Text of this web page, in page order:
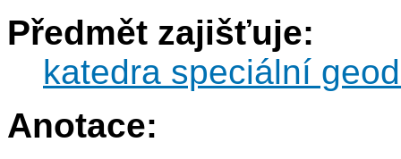
Předmět zajišťuje:
katedra speciální
Anotace: